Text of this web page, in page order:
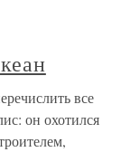
все
он охотился